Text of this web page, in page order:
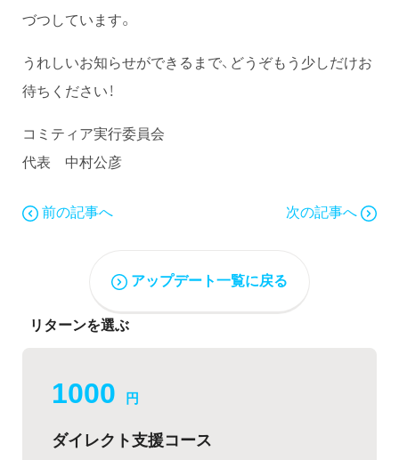
づつしています。
うれしいお知らせができるまで、どうぞもう少しだけお
待ちください！
コミティア実行委員会
代表 中村公彦
前の記事へ 次の記事へ
アップデート一覧に戻る
リターンを選ぶ
1000 円
ダイレクト支援コース